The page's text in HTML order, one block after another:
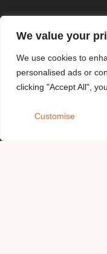
We value your
We use cookies to
personalised ads or
clicking "Accept All",
Customise